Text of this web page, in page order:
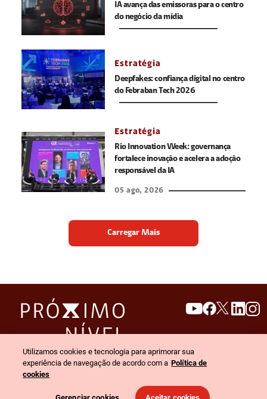
IA avança das emissoras para o centro
do negócio da mídia
Estratégia
Deepfakes: confiança digital no centro
do Febraban Tech 2026
Estratégia
Rio Innovation Week: governança
fortalece inovação e acelera a adoção
responsável da IA
05 ago, 2026
Carregar Mais
search
© 2026 Claro empresas. Todos os direitos reservados.
Utilizamos cookies e tecnologia para aprimorar sua
experiência de navegação de acordo com a Política de
cookies